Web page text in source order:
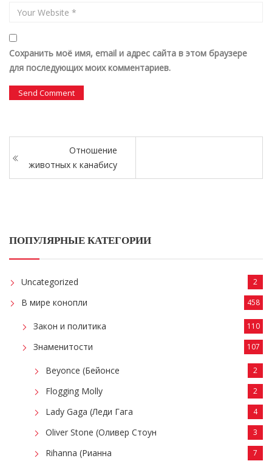
Сохранить моё имя, email и адрес сайта в этом браузере
для последующих моих комментариев.
Отношение
животных к канабису
ПОПУЛЯРНЫЕ КАТЕГОРИИ
Uncategorized 2
В мире конопли 458
Закон и политика 110
Знаменитости 107
Beyonce (Бейонсе 2
Flogging Molly 2
Lady Gaga (Леди Гага 4
Oliver Stone (Оливер Стоун 3
Rihanna (Рианна 7